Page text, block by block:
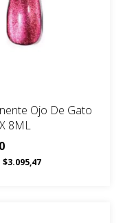
Ojo De Gato
8ML
$3.095,47